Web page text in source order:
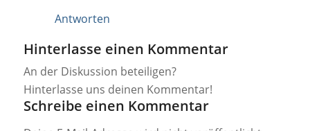
Antworten
Hinterlasse einen Kommentar
An der Diskussion beteiligen?
Hinterlasse uns deinen Kommentar!
Schreibe einen Kommentar